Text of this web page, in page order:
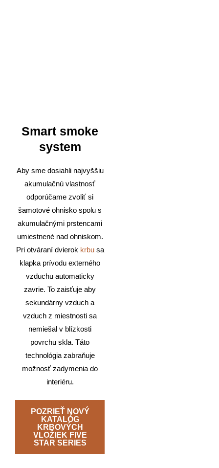
Smart smoke
system
Aby sme dosiahli najvyššiu
akumulačnú vlastnosť
odporúčame zvoliť si
šamotové ohnisko spolu s
akumulačnými prstencami
umiestnené nad ohniskom.
Pri otváraní dvierok krbusa
klapka prívodu externého
vzduchu automaticky
zavrie. To zaisťuje aby
sekundárny vzduch a
vzduch z miestnosti sa
nemiešal v blízkosti
povrchu skla. Táto
technológia zabraňuje
možnosť zadymenia do
interiéru.
POZRIEŤ NOVÝ
KATALÓG
KRBOVÝCH
VLOŽIEK FIVE
STAR SERIES